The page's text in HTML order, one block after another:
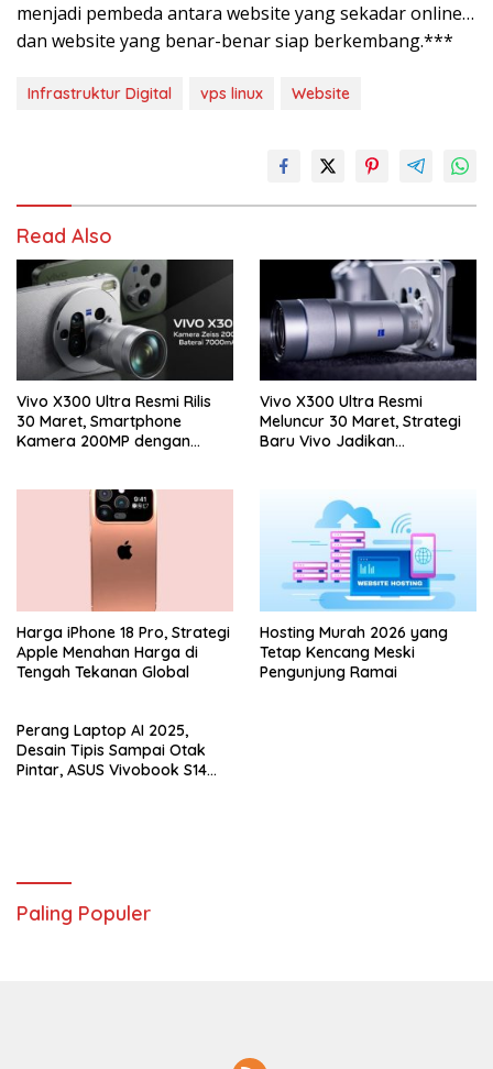
menjadi pembeda antara website yang sekadar online…
dan website yang benar-benar siap berkembang.***
Infrastruktur Digital vps linux Website
Read Also
Vivo X300 Ultra Resmi Rilis
30 Maret, Smartphone
Kamera 200MP dengan
Vivo X300 Ultra Resmi
Meluncur 30 Maret, Strategi
Baru Vivo Jadikan
Harga iPhone 18 Pro, Strategi
Apple Menahan Harga di
Tengah Tekanan Global
Hosting Murah 2026 yang
Tetap Kencang Meski
Pengunjung Ramai
Perang Laptop AI 2025,
Desain Tipis Sampai Otak
Pintar, ASUS Vivobook S14
Paling Populer